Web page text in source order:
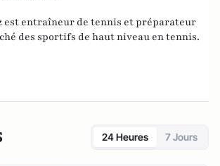
est entraîneur de tennis et préparateur
des sportifs de haut niveau en tennis.
24 Heures 7 Jours